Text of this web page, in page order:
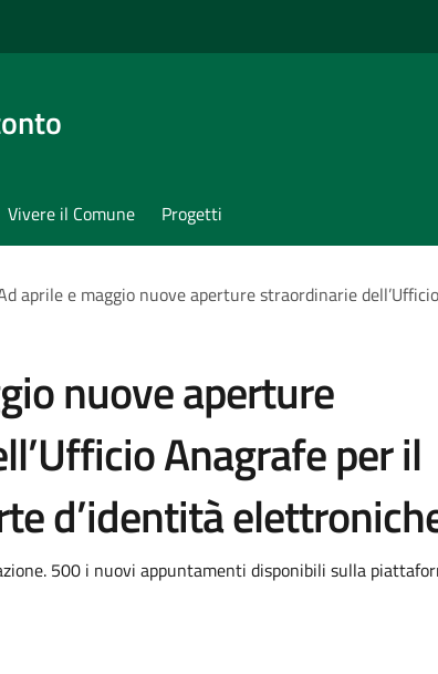
Vivere il Comune Progetti
aprile e maggio nuove aperture straordinarie
nuove aperture
Anagrafe per il
d’identità
500 i nuovi appuntamenti disponibili sulla